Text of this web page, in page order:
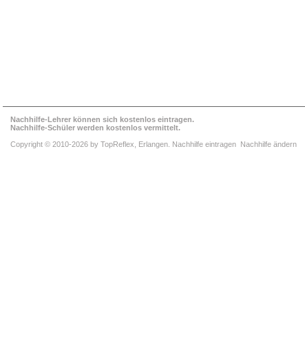
Nachhilfe-Lehrer können sich kostenlos eintragen.
Nachhilfe-Schüler werden kostenlos vermittelt.
Copyright © 2010-2026 by TopReflex , Erlangen. Nachhilfe eintragen Nachhilfe ändern